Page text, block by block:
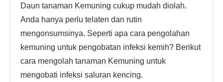
Daun tanaman Kemuning cukup mudah diolah.
Anda hanya perlu telaten dan rutin
mengonsumsinya. Seperti apa cara pengolahan
kemuning untuk pengobatan infeksi kemih? Berikut
cara mengolah tanaman Kemuning untuk
mengobati infeksi saluran kencing.